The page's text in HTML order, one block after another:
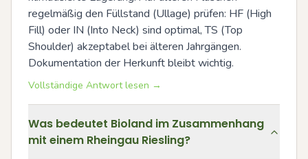
regelmäßig den Füllstand (Ullage) prüfen: HF (High
Fill) oder IN (Into Neck) sind optimal, TS (Top
Shoulder) akzeptabel bei älteren Jahrgängen.
Dokumentation der Herkunft bleibt wichtig.
Vollständige Antwort lesen →
Was bedeutet Bioland im Zusammenhang
mit einem Rheingau Riesling?